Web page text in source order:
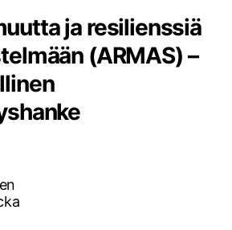
ja resilienssiä
(ARMAS) –